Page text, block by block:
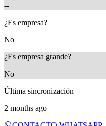
--
¿Es empresa?
No
¿Es empresa grande?
No
Última sincronización
2 months ago